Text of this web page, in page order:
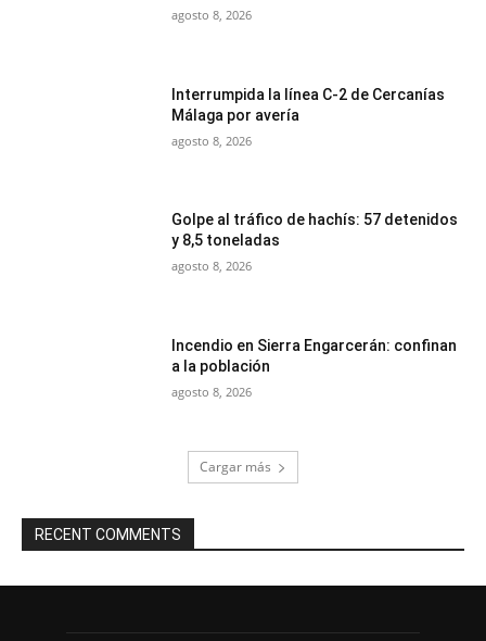
agosto 8, 2026
Interrumpida la línea C-2 de Cercanías
Málaga por avería
agosto 8, 2026
Golpe al tráfico de hachís: 57 detenidos
y 8,5 toneladas
agosto 8, 2026
Incendio en Sierra Engarcerán: confinan
a la población
agosto 8, 2026
Cargar más
RECENT COMMENTS